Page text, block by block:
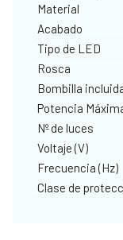
Material
Acabado
Tipo de LED
Rosca
Bombilla
Potencia
Nº de luces
Voltaje (V)
Frecuencia (Hz)
Clase de